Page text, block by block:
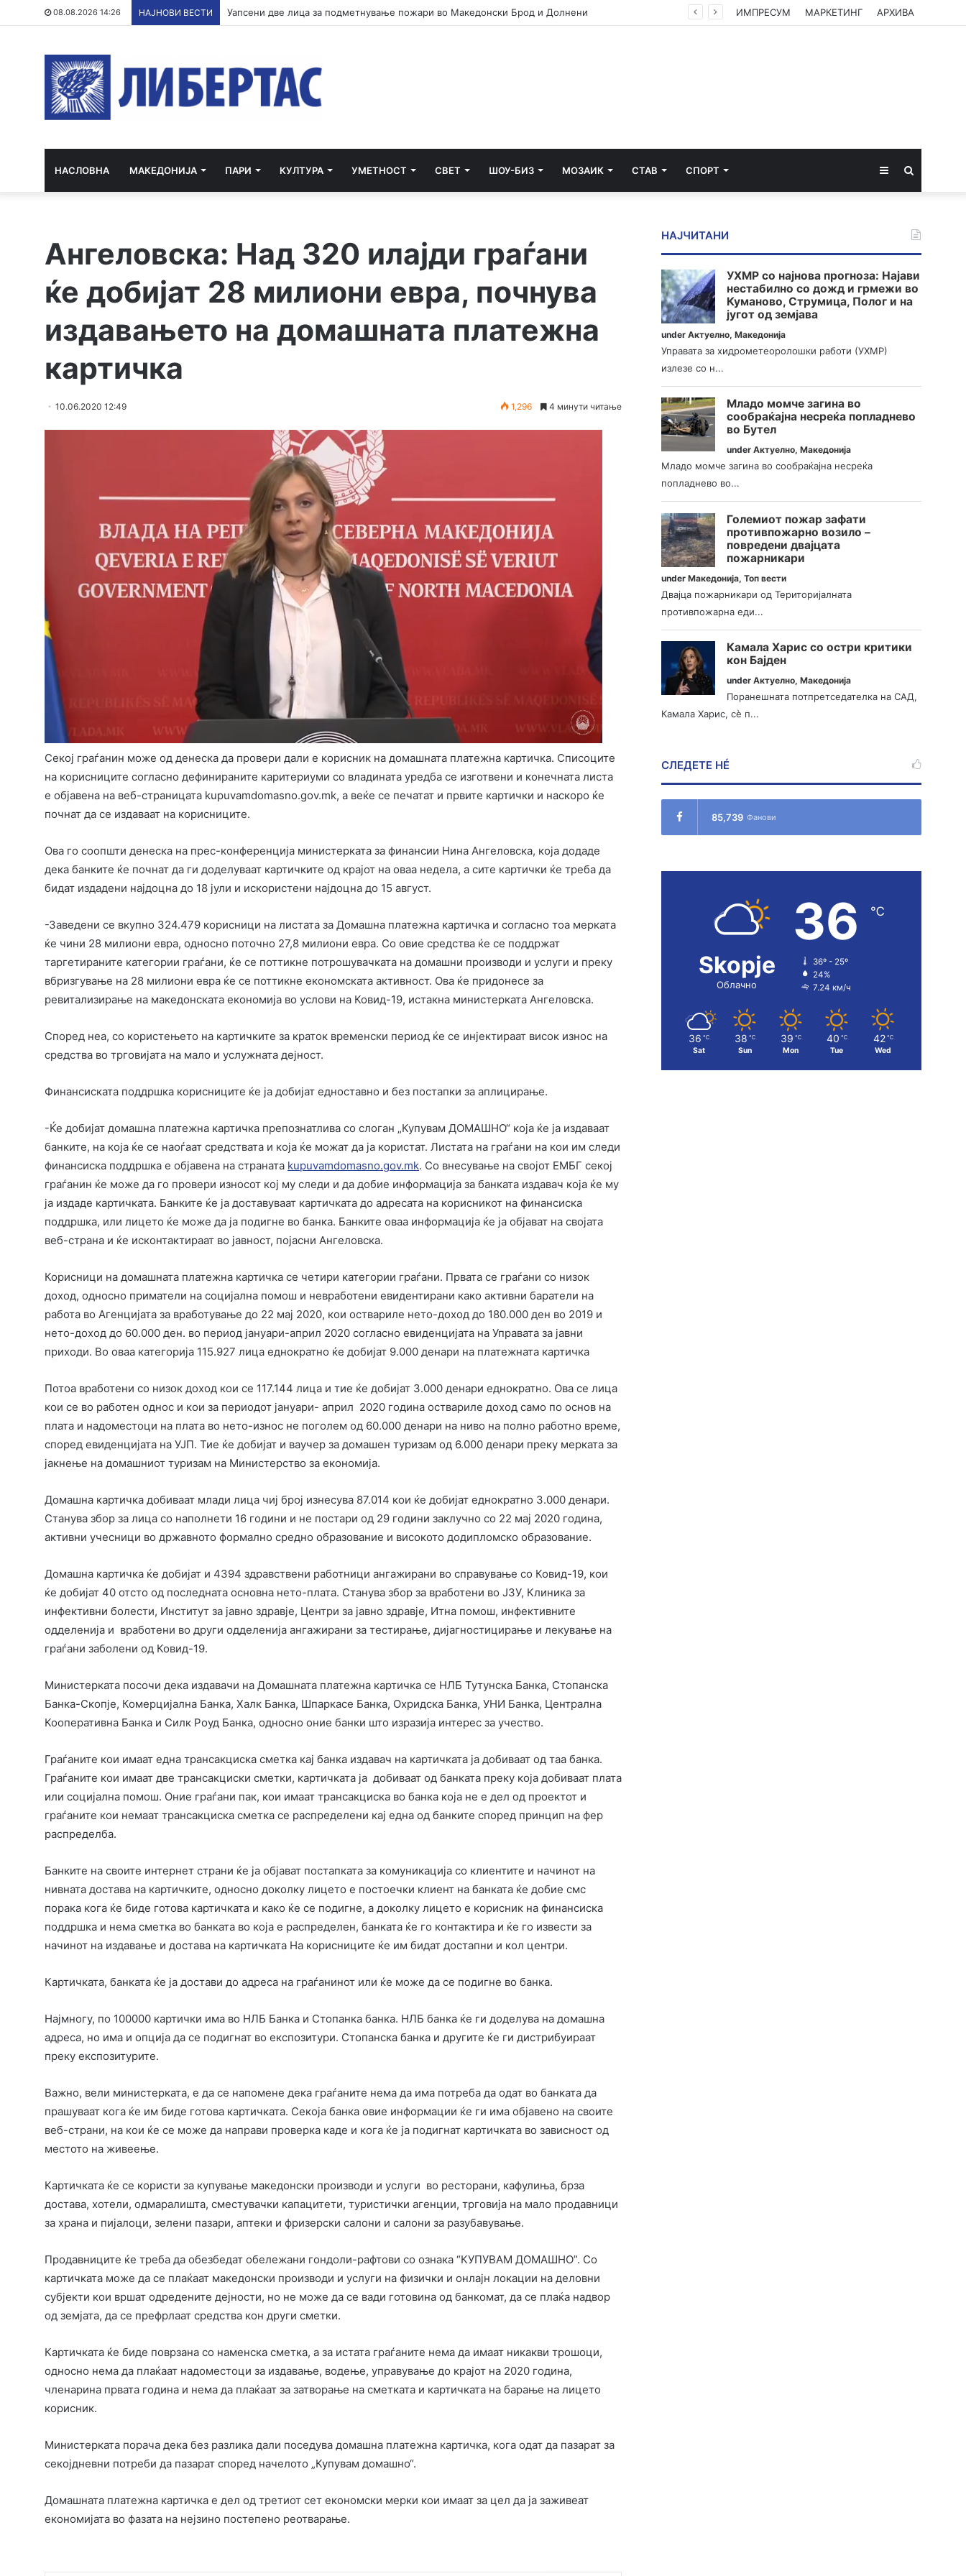
08.08.2026 14:26 НАЈНОВИ ВЕСТИ ВМРО-ДПМНЕ: СДСМ сам си призна дека насилници учествувале во инцидентот во Ново Село ИМПРЕСУМ МАРКЕТИНГ АРХИВА
НАСЛОВНА МАКЕДОНИЈА ПАРИ КУЛТУРА УМЕТНОСТ СВЕТ ШОУ-БИЗ МОЗАИК СТАВ СПОРТ Sidebar
Ангеловска: Над 320 илајди граѓани
ќе добијат 28 милиони евра, почнува
издавањето на домашната платежна
картичка
10.06.2020 12:49 1,296 4 минути читање
Секој граѓанин може од денеска да провери дали е корисник на домашната платежна картичка. Списоците
на корисниците согласно дефинираните каритериуми со владината уредба се изготвени и конечната листа
е објавена на веб-страницата kupuvamdomasno.gov.mk, а веќе се печатат и првите картички и наскоро ќе
почнат да се издаваат на корисниците.
Ова го соопшти денеска на прес-конференција министерката за финансии Нина Ангеловска, која додаде
дека банките ќе почнат да ги доделуваат картичките од крајот на оваа недела, а сите картички ќе треба да
бидат издадени најдоцна до 18 јули и искористени најдоцна до 15 август.
-Заведени се вкупно 324.479 корисници на листата за Домашна платежна картичка и согласно тоа мерката
ќе чини 28 милиони евра, односно поточно 27,8 милиони евра. Со овие средства ќе се поддржат
таргетираните категории граѓани, ќе се поттикне потрошувачката на домашни производи и услуги и преку
вбризгување на 28 милиони евра ќе се поттикне економската активност. Ова ќе придонесе за
ревитализирање на македонската економија во услови на Ковид-19, истакна министерката Ангеловска.
Според неа, со користењето на картичките за краток временски период ќе се инјектираат висок износ на
средства во трговијата на мало и услужната дејност.
Финансиската поддршка корисниците ќе ја добијат едноставно и без постапки за аплицирање.
-Ќе добијат домашна платежна картичка препознатлива со слоган „Купувам ДОМАШНО“ која ќе ја издаваат
банките, на која ќе се наоѓаат средствата и која ќе можат да ја користат. Листата на граѓани на кои им следи
финансиска поддршка e објавена на страната kupuvamdomasno.gov.mk. Со внесување на својот ЕМБГ секој
граѓанин ќе може да го провери износот кој му следи и да добие информација за банката издавач која ќе му
ја издаде картичката. Банките ќе ја доставуваат картичката до адресата на корисникот на финансиска
поддршка, или лицето ќе може да ја подигне во банка. Банките оваа информација ќе ја објават на својата
веб-страна и ќе исконтактираат во јавност, појасни Ангеловска.
Корисници на домашната платежна картичка се четири категории граѓани. Првата се граѓани со низок
доход, односно приматели на социјална помош и невработени евидентирани како активни баратели на
работа во Агенцијата за вработување до 22 мај 2020, кои оствариле нето-доход до 180.000 ден во 2019 и
нето-доход до 60.000 ден. во период јануари-април 2020 согласно евиденцијата на Управата за јавни
приходи. Во оваа категорија 115.927 лица еднократно ќе добијат 9.000 денари на платежната картичка
Потоа вработени со низок доход кои се 117.144 лица и тие ќе добијат 3.000 денари еднократно. Ова се лица
кои се во работен однос и кои за периодот јануари- април 2020 година оствариле доход само по основ на
плата и надоместоци на плата во нето-износ не поголем од 60.000 денари на ниво на полно работно време,
според евиденцијата на УЈП. Тие ќе добијат и ваучер за домашен туризам од 6.000 денари преку мерката за
јакнење на домашниот туризам на Министерство за економија.
Домашна картичка добиваат млади лица чиј број изнесува 87.014 кои ќе добијат еднократно 3.000 денари.
Станува збор за лица со наполнети 16 години и не постари од 29 години заклучно со 22 мај 2020 година,
активни учесници во државното формално средно образование и високото додипломско образование.
Домашна картичка ќе добијат и 4394 здравствени работници ангажирани во справување со Ковид-19, кои
ќе добијат 40 отсто од последната основна нето-плата. Станува збор за вработени во ЈЗУ, Клиника за
инфективни болести, Институт за јавно здравје, Центри за јавно здравје, Итна помош, инфективните
одделенија и вработени во други одделенија ангажирани за тестирање, дијагностицирање и лекување на
граѓани заболени од Ковид-19.
Министерката посочи дека издавачи на Домашната платежна картичка се НЛБ Тутунска Банка, Стопанска
Банка-Скопје, Комерцијална Банка, Халк Банка, Шпаркасе Банка, Охридска Банка, УНИ Банка, Централна
Кооперативна Банка и Силк Роуд Банка, односно оние банки што изразија интерес за учество.
Граѓаните кои имаат една трансакциска сметка кај банка издавач на картичката ја добиваат од таа банка.
Граѓаните кои имаат две трансакциски сметки, картичката ја добиваат од банката преку која добиваат плата
или социјална помош. Оние граѓани пак, кои имаат трансакциска во банка која не е дел од проектот и
граѓаните кои немаат трансакциска сметка се распределени кај една од банките според принцип на фер
распределба.
Банките на своите интернет страни ќе ја објават постапката за комуникација со клиентите и начинот на
нивната достава на картичките, односно доколку лицето е постоечки клиент на банката ќе добие смс
порака кога ќе биде готова картичката и како ќе се подигне, а доколку лицето е корисник на финансиска
поддршка и нема сметка во банката во која е распределен, банката ќе го контактира и ќе го извести за
начинот на издавање и достава на картичката На корисниците ќе им бидат достапни и кол центри.
Картичката, банката ќе ја достави до адреса на граѓанинот или ќе може да се подигне во банка.
Најмногу, по 100000 картички има во НЛБ Банка и Стопанка банка. НЛБ банка ќе ги доделува на домашна
адреса, но има и опција да се подигнат во експозитури. Стопанска банка и другите ќе ги дистрибуираат
преку експозитурите.
Важно, вели министерката, е да се напомене дека граѓаните нема да има потреба да одат во банката да
прашуваат кога ќе им биде готова картичката. Секоја банка овие информации ќе ги има објавено на своите
веб-страни, на кои ќе се може да направи проверка каде и кога ќе ја подигнат картичката во зависност од
местото на живеење.
Картичката ќе се користи за купување македонски производи и услуги во ресторани, кафулиња, брза
достава, хотели, одмаралишта, сместувачки капацитети, туристички агенции, трговија на мало продавници
за храна и пијалоци, зелени пазари, аптеки и фризерски салони и салони за разубавување.
Продавниците ќе треба да обезбедат обележани гондоли-рафтови со ознака “КУПУВАM ДОМАШНО”. Со
картичката може да се плаќаат македонски производи и услуги на физички и онлајн локации на деловни
субјекти кои вршат одредените дејности, но не може да се вади готовина од банкомат, да се плаќа надвор
од земјата, да се префрлаат средства кон други сметки.
Картичката ќе биде поврзана со наменска сметка, а за истата граѓаните нема да имаат никакви трошоци,
односно нема да плаќаат надоместоци за издавање, водење, управување до крајот на 2020 година,
членарина првата година и нема да плаќаат за затворање на сметката и картичката на барање на лицето
корисник.
Министерката порача дека без разлика дали поседува домашна платежна картичка, кога одат да пазарат за
секојдневни потреби да пазарат според начелото „Купувам домашно“.
Домашната платежна картичка е дел од третиот сет економски мерки кои имаат за цел да ја заживеат
економијата во фазата на нејзино постепено реотварање.
НАЈЧИТАНИ
УХМР со најнова прогноза: Најави
нестабилно со дожд и грмежи во
Куманово, Струмица, Полог и на
југот од земјава
underАктуелно,Македонија
Управата за хидрометеоролошки работи (УХМР)
излезе со н...
Младо момче загина во
сообраќајна несреќа попладнево
во Бутел
underАктуелно,Македонија
Младо момче загина во сообраќајна несреќа
попладнево во...
Големиот пожар зафати
противпожарно возило –
повредени двајцата
пожарникари
underМакедонија,Топ вести
Двајца пожарникари од Територијалната
противпожарна еди...
Камала Харис со остри критики
кон Бајден
underАктуелно,Македонија
Поранешната потпретседателка на САД,
Камала Харис, сè п...
СЛЕДЕТЕ НÉ
85,739 Фанови
Skopje
Облачно
36 ℃
36º - 25º
24%
7.24 км/ч
36 ℃
Sat
38 ℃
Sun
39 ℃
Mon
40 ℃
Tue
42 ℃
Wed